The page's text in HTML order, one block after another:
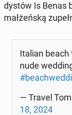
dy­stów Is Benas
mał­żeń­ską
Italian beach
nude
— Travel
18, 2024